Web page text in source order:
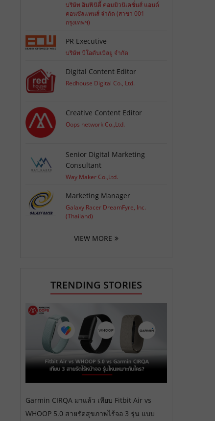
บริษัท อินฟินิตี้ คอมมิวนิเคชั่นส์ แอนด์
คอนซัลแทนส์ จำกัด (สาขา 001
กรุงเทพฯ)
PR Executive
บริษัท บีโอดับเบิลยู จำกัด
Digital Content Editor
Redhouse Digital Co., Ltd.
Creative Content Editor
Oops network Co.,Ltd.
Senior Digital Marketing
Consultant
Way Maker Co.,Ltd.
Marketing Manager
Galaxy Racer DreamFyre, Inc.
(Thailand)
VIEW MORE
TRENDING STORIES
Garmin CIRQA มาแล้ว เทียบ Fitbit Air vs
WHOOP 5.0 สายรัดสุขภาพไร้จอ 3 รุ่น แบบ